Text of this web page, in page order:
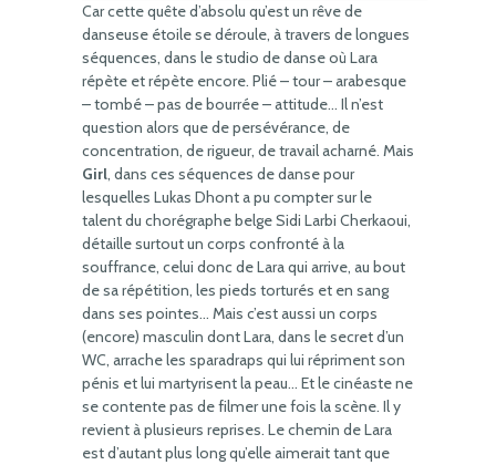
Car cette quête d’absolu qu’est un rêve de
danseuse étoile se déroule, à travers de longues
séquences, dans le studio de danse où Lara
répète et répète encore. Plié – tour – arabesque
– tombé – pas de bourrée – attitude… Il n’est
question alors que de persévérance, de
concentration, de rigueur, de travail acharné. Mais
Girl, dans ces séquences de danse pour
lesquelles Lukas Dhont a pu compter sur le
talent du chorégraphe belge Sidi Larbi Cherkaoui,
détaille surtout un corps confronté à la
souffrance, celui donc de Lara qui arrive, au bout
de sa répétition, les pieds torturés et en sang
dans ses pointes… Mais c’est aussi un corps
(encore) masculin dont Lara, dans le secret d’un
WC, arrache les sparadraps qui lui répriment son
pénis et lui martyrisent la peau… Et le cinéaste ne
se contente pas de filmer une fois la scène. Il y
revient à plusieurs reprises. Le chemin de Lara
est d’autant plus long qu’elle aimerait tant que